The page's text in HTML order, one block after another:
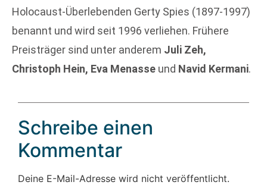
Holocaust-Überlebenden Gerty Spies (1897-1997)
benannt und wird seit 1996 verliehen. Frühere
Preisträger sind unter anderem Juli Zeh,
Christoph Hein, Eva Menasse und Navid Kermani.
Schreibe einen
Kommentar
Deine E-Mail-Adresse wird nicht veröffentlicht.